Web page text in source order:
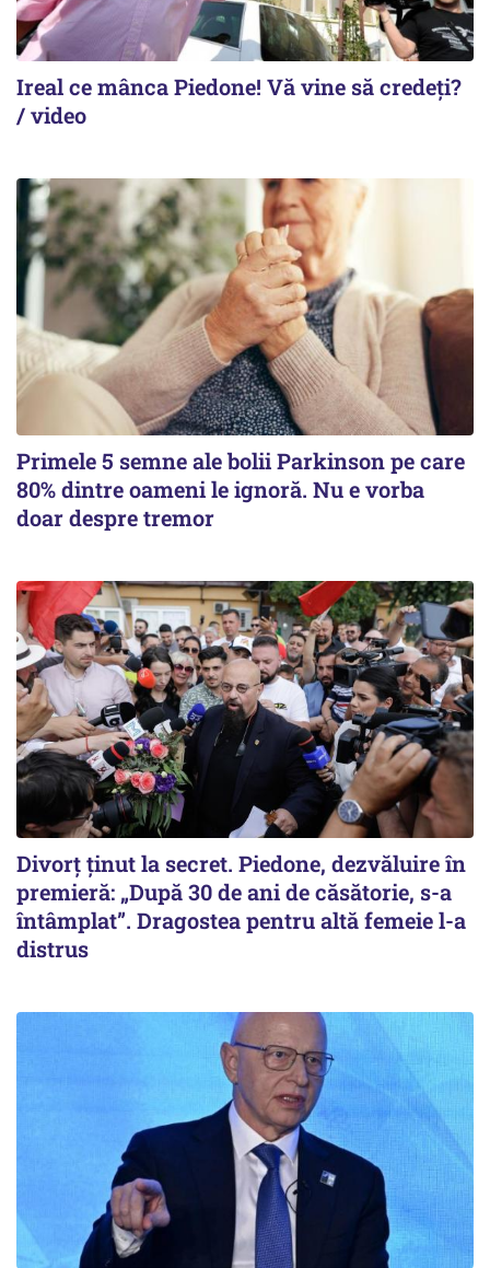
Ireal ce mânca Piedone! Vă vine să credeți?
/ video
Primele 5 semne ale bolii Parkinson pe care
80% dintre oameni le ignoră. Nu e vorba
doar despre tremor
Divorț ținut la secret. Piedone, dezvăluire în
premieră: „După 30 de ani de căsătorie, s-a
întâmplat”. Dragostea pentru altă femeie l-a
distrus